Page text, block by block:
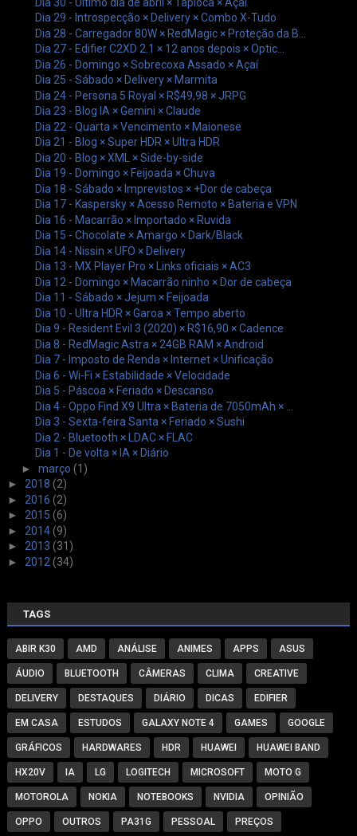
Dia 29 - Introspecção × Delivery × Combo X-Tudo
Dia 28 - Carregador 80W × RedMagic × Proteção da B...
Dia 27 - Edifier C2XD 2.1 × 12 anos depois × Optic...
Dia 26 - Domingo × Sobrecoxa Assado × Açaí
Dia 25 - Sábado × Delivery × Marmita
Dia 24 - Persona 5 Royal × R$49,98 × JRPG
Dia 23 - Blog IA × Gemini × Claude
Dia 22 - Quarta × Vencimento × Maionese
Dia 21 - Blog × Super HDR × Ultra HDR
Dia 20 - Blog × XML × Side-by-side
Dia 19 - Domingo × Feijoada × Chuva
Dia 18 - Sábado × Imprevistos × +Dor de cabeça
Dia 17 - Kaspersky × Acesso Remoto × Bateria e VPN
Dia 16 - Macarrão × Importado × Ruvida
Dia 15 - Chocolate × Amargo × Dark/Black
Dia 14 - Nissin × UFO × Delivery
Dia 13 - MX Player Pro × Links oficiais × AC3
Dia 12 - Domingo × Macarrão ninho × Dor de cabeça
Dia 11 - Sábado × Jejum × Feijoada
Dia 10 - Ultra HDR × Garoa × Tempo aberto
Dia 9 - Resident Evil 3 (2020) × R$16,90 × Cadence
Dia 8 - RedMagic Astra × 24GB RAM × Android
Dia 7 - Imposto de Renda × Internet × Unificação
Dia 6 - Wi-Fi × Estabilidade × Velocidade
Dia 5 - Páscoa × Feriado × Descanso
Dia 4 - Oppo Find X9 Ultra × Bateria de 7050mAh × ...
Dia 3 - Sexta-feira Santa × Feriado × Sushi
Dia 2 - Bluetooth × LDAC × FLAC
Dia 1 - De volta × IA × Diário
► março (1)
► 2018 (2)
► 2016 (2)
► 2015 (6)
► 2014(9)
► 2013 (31)
► 2012 (34)
TAGS
ABIR K30 AMD ANÁLISE ANIMES APPS ASUS
ÁUDIO BLUETOOTH CÂMERAS CLIMA CREATIVE
DELIVERY DESTAQUES DIÁRIO DICAS EDIFIER
EM CASA ESTUDOS GALAXY NOTE 4 GAMES GOOGLE
GRÁFICOS HARDWARES HDR HUAWEI HUAWEI BAND
HX20V IA LG LOGITECH MICROSOFT MOTO G
MOTOROLA NOKIA NOTEBOOKS NVIDIA OPINIÃO
OPPO OUTROS PA31G PESSOAL PREÇOS